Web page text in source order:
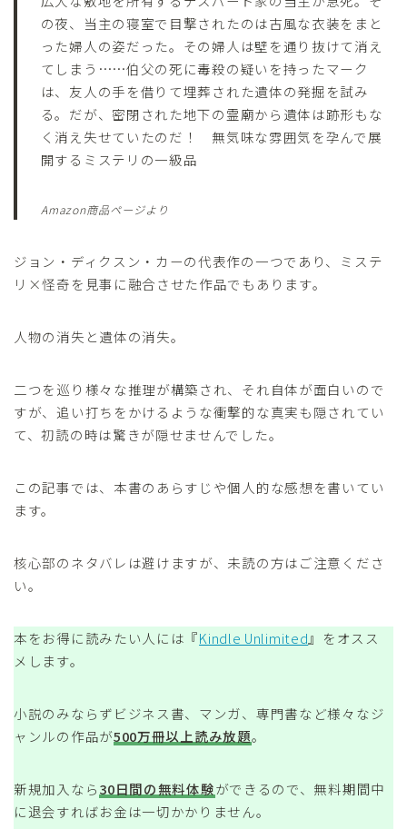
の夜、当主の寝室で目撃されたのは古風な衣装をまと
った婦人の姿だった。その婦人は壁を通り抜けて消え
てしまう……伯父の死に毒殺の疑いを持ったマーク
は、友人の手を借りて埋葬された遺体の発掘を試み
る。だが、密閉された地下の霊廟から遺体は跡形もな
く消え失せていたのだ！ 無気味な雰囲気を孕んで展
開するミステリの一級品
Amazon商品ページより
ジョン・ディクスン・カーの代表作の一つであり、ミステ
リ×怪奇を見事に融合させた作品でもあります。
人物の消失と遺体の消失。
二つを巡り様々な推理が構築され、それ自体が面白いので
すが、追い打ちをかけるような衝撃的な真実も隠されてい
て、初読の時は驚きが隠せませんでした。
この記事では、本書のあらすじや個人的な感想を書いてい
ます。
核心部のネタバレは避けますが、未読の方はご注意くださ
い。
本をお得に読みたい人には『Kindle Unlimited』をオスス
メします。
小説のみならずビジネス書、マンガ、専門書など様々なジ
ャンルの作品が500万冊以上読み放題。
新規加入なら30日間の無料体験ができるので、無料期間中
に退会すればお金は一切かかりません。